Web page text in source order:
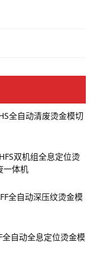
全自动清废烫金模切
双机组全息定位烫
一体机
全自动深压纹烫金模
全自动全息定位烫金模